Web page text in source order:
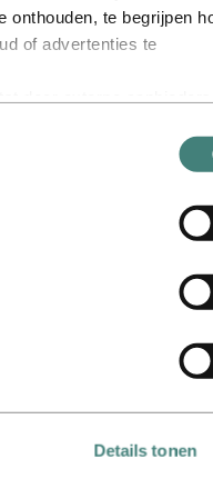
onthouden, te begrijpen
of advertenties te
informatie die zij via jouw
combineren met
diensten. De derde
voor de
verzameld. In de
Details tonen